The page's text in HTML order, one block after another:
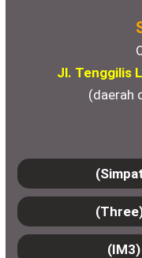
Jl. Tenggilis
(daerah
(IM3)